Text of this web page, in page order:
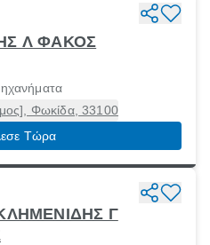
Λ ΦΑΚΟΣ
Φωκίδα, 33100
Τώρα
Γ